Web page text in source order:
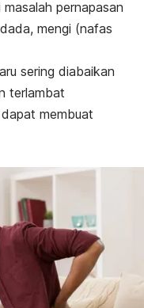
pernapasan
mengi (nafas
sering diabaikan
terlambat
membuat